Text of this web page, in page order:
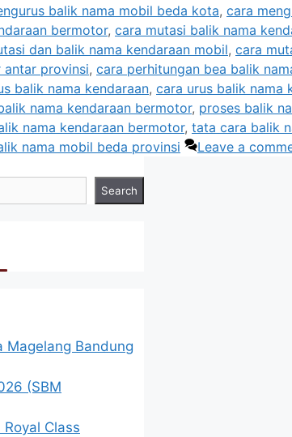
balik nama mobil beda kota, cara
bermotor, cara mutasi balik nama
dan balik nama kendaraan mobil, cara
antar provinsi, cara perhitungan bea balik
balik nama kendaraan, cara urus balik nama
nama kendaraan bermotor, proses balik
nama kendaraan bermotor, tata cara balik
nama mobil beda provinsi
Leave a
Search
Magelang Bandung
(SBM
Royal Class